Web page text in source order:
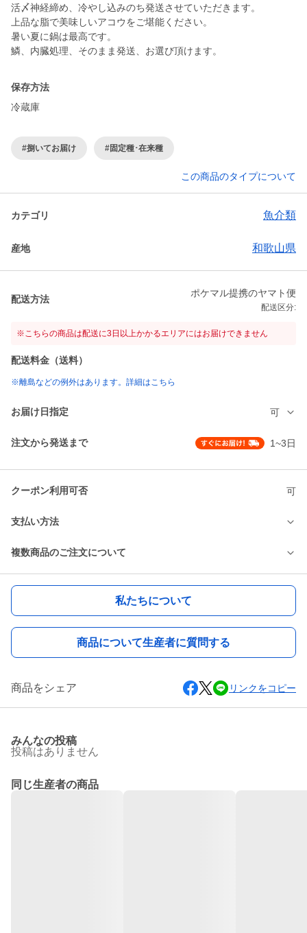
活〆神経締め、冷やし込みのち発送させていただきます。
上品な脂で美味しいアコウをご堪能ください。
暑い夏に鍋は最高です。
鱗、内臓処理、そのまま発送、お選び頂けます。
保存方法
冷蔵庫
#捌いてお届け #固定種･在来種
この商品のタイプについて
カテゴリ 魚介類
産地 和歌山県
配送方法
ポケマル提携のヤマト便
配送区分:
※こちらの商品は配送に3日以上かかるエリアにはお届けできません
配送料金（送料）
※離島などの例外はあります。詳細はこちら
お届け日指定 可
注文から発送まで 1~3日
クーポン利用可否 可
支払い方法
複数商品のご注文について
私たちについて
商品について生産者に質問する
商品をシェア リンクをコピー
みんなの投稿
投稿はありません
同じ生産者の商品